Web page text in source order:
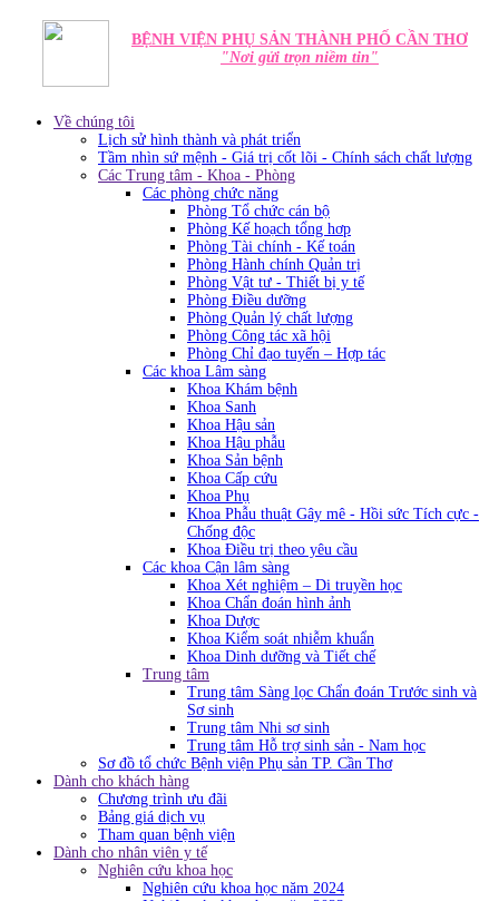
BỆNH VIỆN PHỤ SẢN THÀNH PHỐ CẦN THƠ
"Nơi gửi trọn niềm tin"
Về chúng tôi
Lịch sử hình thành và phát triển
Tầm nhìn sứ mệnh - Giá trị cốt lõi - Chính sách chất lượng
Các Trung tâm - Khoa - Phòng
Các phòng chức năng
Phòng Tổ chức cán bộ
Phòng Kế hoạch tổng hơp
Phòng Tài chính - Kế toán
Phòng Hành chính Quản trị
Phòng Vật tư - Thiết bị y tế
Phòng Điều dưỡng
Phòng Quản lý chất lượng
Phòng Công tác xã hội
Phòng Chỉ đạo tuyến – Hợp tác
Các khoa Lâm sàng
Khoa Khám bệnh
Khoa Sanh
Khoa Hậu sản
Khoa Hậu phẫu
Khoa Sản bệnh
Khoa Cấp cứu
Khoa Phụ
Khoa Phẫu thuật Gây mê - Hồi sức Tích cực -
Chống độc
Khoa Điều trị theo yêu cầu
Các khoa Cận lâm sàng
Khoa Xét nghiệm – Di truyền học
Khoa Chẩn đoán hình ảnh
Khoa Dược
Khoa Kiểm soát nhiễm khuẩn
Khoa Dinh dưỡng và Tiết chế
Trung tâm
Trung tâm Sàng lọc Chẩn đoán Trước sinh và
Sơ sinh
Trung tâm Nhi sơ sinh
Trung tâm Hỗ trợ sinh sản - Nam học
Sơ đồ tổ chức Bệnh viện Phụ sản TP. Cần Thơ
Dành cho khách hàng
Chương trình ưu đãi
Bảng giá dịch vụ
Tham quan bệnh viện
Dành cho nhân viên y tế
Nghiên cứu khoa học
Nghiên cứu khoa học năm 2024